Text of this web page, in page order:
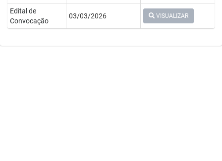
Edital de
Convocação
03/03/2026 VISUALIZAR